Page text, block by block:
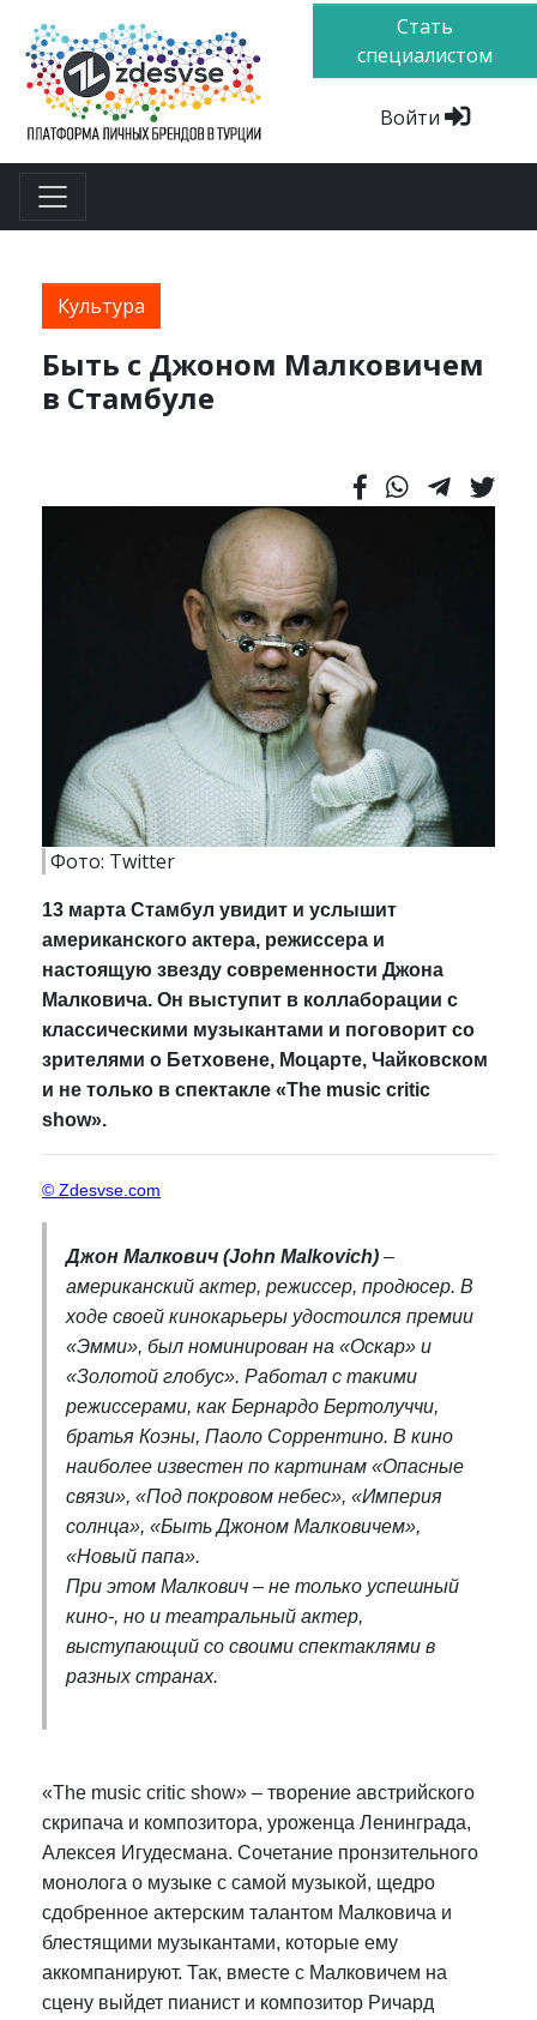
Стать
специалистом
Войти
Культура
Быть с Джоном Малковичем
в Стамбуле
Фото: Twitter
13 марта Стамбул увидит и услышит
американского актера, режиссера и
настоящую звезду современности Джона
Малковича. Он выступит в коллаборации с
классическими музыкантами и поговорит со
зрителями о Бетховене, Моцарте, Чайковском
и не только в спектакле «The music critic
show».
© Zdesvse.com
Джон Малкович (John Malkovich) –
американский актер, режиссер, продюсер. В
ходе своей кинокарьеры удостоился премии
«Эмми», был номинирован на «Оскар» и
«Золотой глобус». Работал с такими
режиссерами, как Бернардо Бертолуччи,
братья Коэны, Паоло Соррентино. В кино
наиболее известен по картинам «Опасные
связи», «Под покровом небес», «Империя
солнца», «Быть Джоном Малковичем»,
«Новый папа».
При этом Малкович – не только успешный
кино-, но и театральный актер,
выступающий со своими спектаклями в
разных странах.
«The music critic show» – творение австрийского
скрипача и композитора, уроженца Ленинграда,
Алексея Игудесмана. Сочетание пронзительного
монолога о музыке с самой музыкой, щедро
сдобренное актерским талантом Малковича и
блестящими музыкантами, которые ему
аккомпанируют. Так, вместе с Малковичем на
сцену выйдет пианист и композитор Ричард